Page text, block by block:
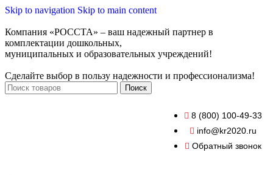
Skip to navigation Skip to main content
Компания «РОССТА» – ваш надежный партнер в
комплектации дошкольных,
муниципальных и образовательных учреждений!
Сделайте выбор в пользу надежности и профессионализма!
Поиск
8 (800) 100-49-33
info@kr2020.ru
Обратный звонок